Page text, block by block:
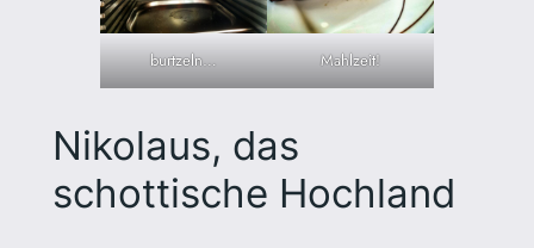
burtzeln… Mahlzeit!
Nikolaus, das
schottische Hochland